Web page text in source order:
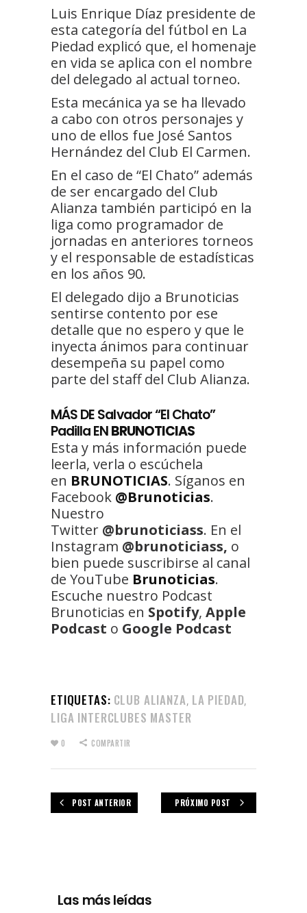
Luis Enrique Díaz presidente de
esta categoría del fútbol en La
Piedad explicó que, el homenaje
en vida se aplica con el nombre
del delegado al actual torneo.
Esta mecánica ya se ha llevado
a cabo con otros personajes y
uno de ellos fue José Santos
Hernández del Club El Carmen.
En el caso de “El Chato” además
de ser encargado del Club
Alianza también participó en la
liga como programador de
jornadas en anteriores torneos
y el responsable de estadísticas
en los años 90.
El delegado dijo a Brunoticias
sentirse contento por ese
detalle que no espero y que le
inyecta ánimos para continuar
desempeña su papel como
parte del staff del Club Alianza.
MÁS DE Salvador “El Chato”
Padilla ENBRUNOTICIAS
Esta y más información puede
leerla, verla o escúchela
en BRUNOTICIAS. Síganos en
Facebook @Brunoticias.
Nuestro
Twitter @brunoticiass. En el
Instagram @brunoticiass, o
bien puede suscribirse al canal
de YouTube Brunoticias.
Escuche nuestro Podcast
Brunoticias en Spotify, Apple
Podcast o Google Podcast
ETIQUETAS: CLUB ALIANZA, LA PIEDAD,
LIGA INTERCLUBES MASTER
0 COMPARTIR
POST ANTERIOR PRÓXIMO POST
Las más leídas